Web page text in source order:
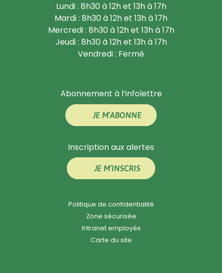
Lundi : 8h30 à 12h et 13h à 17h
Mardi : 8h30 à 12h et 13h à 17h
Mercredi : 8h30 à 12h et 13h à 17h
Jeudi : 8h30 à 12h et 13h à 17h
Vendredi : Fermé
Abonnement à l’infolettre
JE M’ABONNE
Inscription aux alertes
JE M’INSCRIS
Politique de confidentialité
Zone sécurisée
Intranet employés
Carte du site